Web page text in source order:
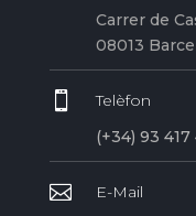
Carrer de
08013

Telèfon
(+34) 93 417

E-Mail